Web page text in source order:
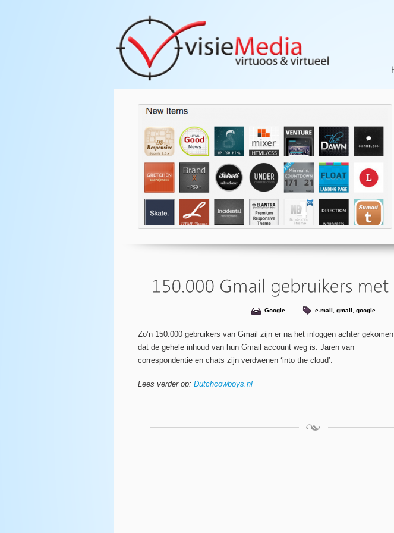
Google e-mail gmail google
Zo’n 150.000 gebruikers van Gmail zijn er na het inloggen achter gekomen
dat de gehele inhoud van hun Gmail account weg is. Jaren van
correspondentie en chats zijn verdwenen ‘into the cloud’.
Lees verder op: Dutchcowboys.nl